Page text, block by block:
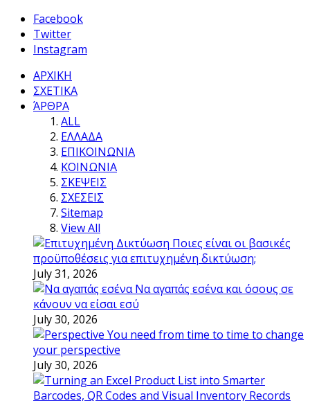
Facebook
Twitter
Instagram
ΑΡΧΙΚΗ
ΣΧΕΤΙΚΑ
ΆΡΘΡΑ
ALL
ΕΛΛΑΔΑ
ΕΠΙΚΟΙΝΩΝΙΑ
ΚΟΙΝΩΝΙΑ
ΣΚΕΨΕΙΣ
ΣΧΕΣΕΙΣ
Sitemap
View All
Ποιες είναι οι βασικές
προϋποθέσεις για επιτυχημένη δικτύωση;
July 31, 2026
Να αγαπάς εσένα και όσους σε
κάνουν να είσαι εσύ
July 30, 2026
You need from time to time to change
your perspective
July 30, 2026